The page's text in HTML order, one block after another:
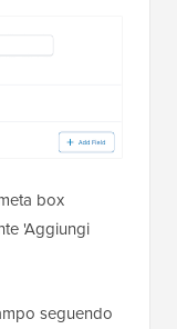
box
'Aggiungi
seguendo